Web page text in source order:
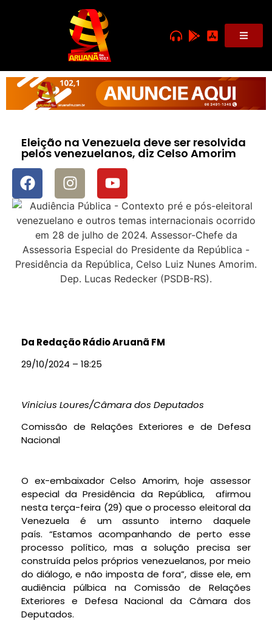
Eleição na Venezuela deve ser resolvida
pelos venezuelanos, diz Celso Amorim
Da Redação Rádio Aruanã FM
29/10/2024 – 18:25
Vinicius Loures/Câmara dos Deputados
Comissão de Relações Exteriores e de Defesa
Nacional
O ex-embaixador Celso Amorim, hoje assessor
especial da Presidência da República, afirmou
nesta terça-feira (29) que o processo eleitoral da
Venezuela é um assunto interno daquele
país. “Estamos acompanhando de perto esse
processo político, mas a solução precisa ser
construída pelos próprios venezuelanos, por meio
do diálogo, e não imposta de fora”, disse ele, em
audiência púlbica na Comissão de Relações
Exteriores e Defesa Nacional da Câmara dos
Deputados.